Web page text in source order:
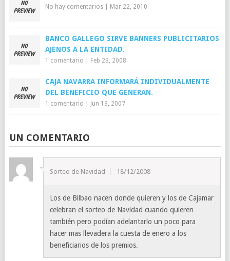
No hay comentarios| Mar 22, 2010
BANCO GALLEGO SIRVE BANNERS PUBLICITARIOS
AJENOS A LA ENTIDAD.
1 comentario Feb 23, 2008
CAJA NAVARRA INFORMARÁ INDIVIDUALMENTE
DEL BENEFICIO QUE GENERAN.
1 comentario Jun 13, 2007
UN COMENTARIO
Sorteo de Navidad 18/12/2008
Los de Bilbao nacen donde quieren y los de Cajamar
celebran el sorteo de Navidad cuando quieren
también pero podían adelantarlo un poco para
hacer mas llevadera la cuesta de enero a los
beneficiarios de los premios.